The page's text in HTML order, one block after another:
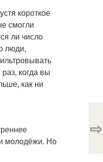
короткое
смогли
ли число
люди,
когда вы
как ни
молодёжи. Но
⇨